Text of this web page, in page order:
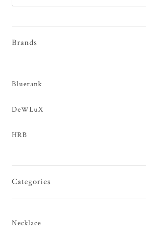
Brands
Bluerank
DeWLuX
HRB
Categories
Necklace